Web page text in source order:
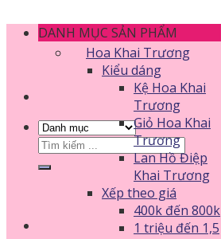
Tìm
kiếm:
DANH MỤC SẢN PHẨM
Hoa Khai Trương
Kiểu dáng
Kệ Hoa Khai
Trương
Giỏ Hoa Khai
Trương
Lan Hồ Điệp
Khai Trương
Xếp theo giá
400k đến 800k
1 triệu đến 1,5